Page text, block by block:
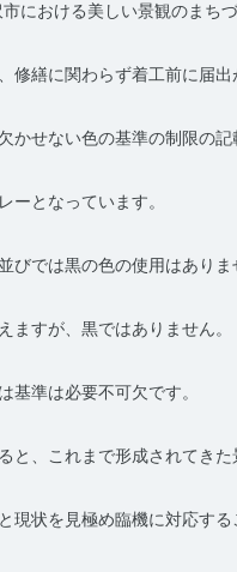
における美しい景観のまち
修繕に関わらず着工前に届出
かせない色の基準の制限の記
ーとなっています。
びでは黒の色の使用はありま
ますが、黒ではありません。
基準は必要不可欠です。
と、これまで形成されてき
現状を見極め臨機に対応する